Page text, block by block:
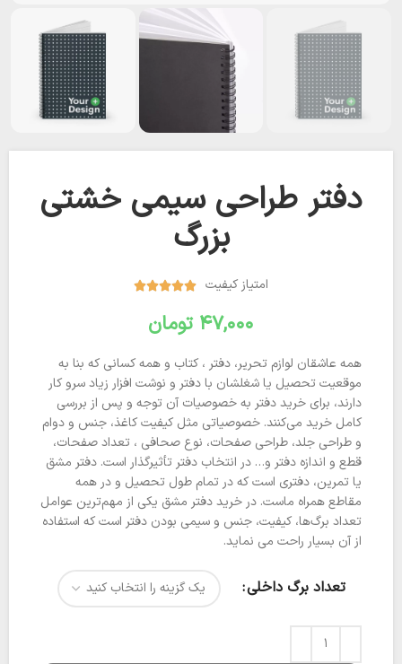
دفتر طراحی سیمی خشتی
بزرگ
امتیاز کیفیت 




تومان
همه عاشقان لوازم ‌تحریر، دفتر ، کتاب و همه کسانی که بنا به
موقعیت تحصیل یا شغلشان با دفتر و نوشت ‌افزار زیاد سرو کار
دارند، برای خرید دفتر به خصوصیات آن توجه و پس از بررسی
کامل خرید می‌کنند. خصوصیاتی مثل کیفیت کاغذ، جنس و دوام
و طراحی جلد، طراحی صفحات، نوع صحافی ، تعداد صفحات،
قطع و اندازه دفتر و… در انتخاب دفتر تأثیرگذار است. دفتر مشق
یا تمرین، دفتری است که در تمام طول تحصیل و در همه
مقاطع همراه ماست. در خرید دفتر مشق یکی از مهم‌ترین عوامل
تعداد برگ‌ها، کیفیت، جنس و سیمی بودن دفتر است که استفاده
از آن بسیار راحت می نماید.
تعداد برگ داخلی